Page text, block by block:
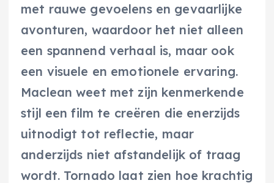
met rauwe gevoelens en gevaarlijke
avonturen, waardoor het niet alleen
een spannend verhaal is, maar ook
een visuele en emotionele ervaring.
Maclean weet met zijn kenmerkende
stijl een film te creëren die enerzijds
uitnodigt tot reflectie, maar
anderzijds niet afstandelijk of traag
wordt. Tornado laat zien hoe krachtig